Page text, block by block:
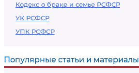
Кодекс о браке и семье РСФСР
УК РСФСР
УПК РСФСР
Популярные статьи и материалы